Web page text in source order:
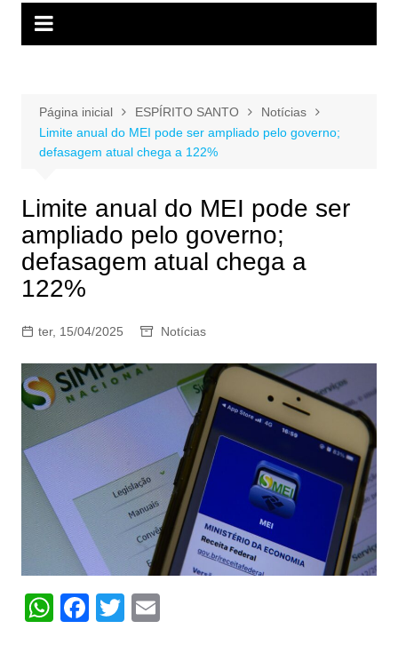
Página inicial ESPÍRITO SANTO
Notícias
Limite anual do MEI pode ser ampliado pelo governo;
defasagem atual chega a 122%
Limite anual do MEI pode ser
ampliado pelo governo;
defasagem atual chega a
122%
ter, 15/04/2025 Notícias
W F T E